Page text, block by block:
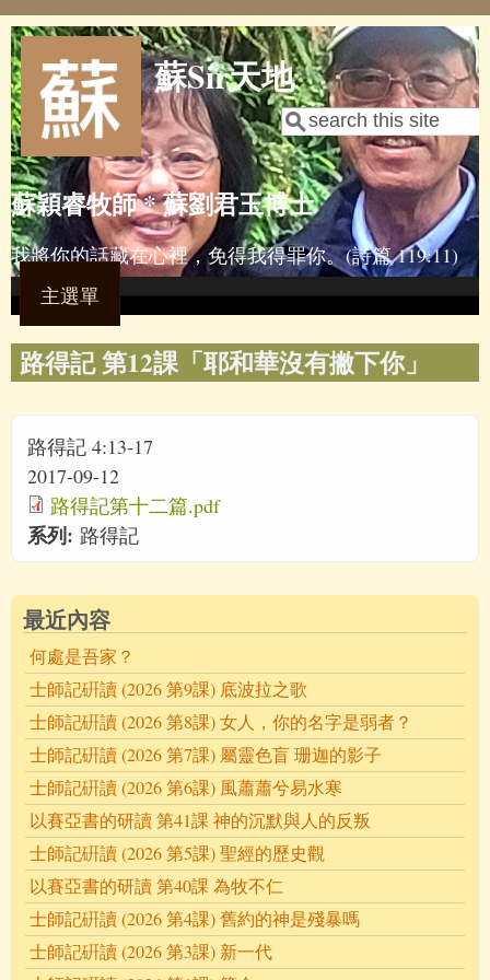
Skip to main content
蘇Sir天地
Search form
Search
蘇穎睿牧師 * 蘇劉君玉博士
我將你的話藏在心裡，免得我得罪你。(詩篇 119:11)
主選單
路得記 第12課「耶和華沒有撇下你」
路得記 4:13-17
2017-09-12
路得記第十二篇.pdf
系列: 路得記
最近內容
何處是吾家？
士師記硏讀 (2026 第9課) 底波拉之歌
士師記硏讀 (2026 第8課) 女人，你的名字是弱者？
士師記硏讀 (2026 第7課) 屬靈色盲 珊迦的影子
士師記硏讀 (2026 第6課) 風蕭蕭兮易水寒
以賽亞書的研讀 第41課 神的沉默與人的反叛
士師記硏讀 (2026 第5課) 聖經的歷史觀
以賽亞書的研讀 第40課 為牧不仁
士師記硏讀 (2026 第4課) 舊約的神是殘暴嗎
士師記硏讀 (2026 第3課) 新一代